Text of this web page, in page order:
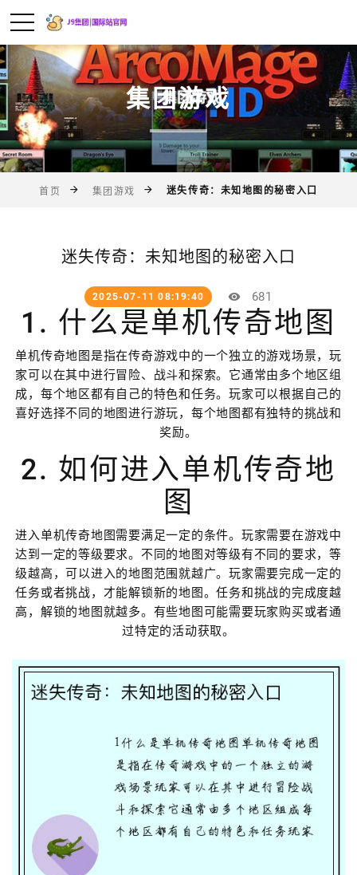
集团游戏
首页 集团游戏 迷失传奇：未知地图的秘密入口
迷失传奇：未知地图的秘密入口
2025-07-11 08:19:40 681
1. 什么是单机传奇地图
单机传奇地图是指在传奇游戏中的一个独立的游戏场景，玩
家可以在其中进行冒险、战斗和探索。它通常由多个地区组
成，每个地区都有自己的特色和任务。玩家可以根据自己的
喜好选择不同的地图进行游玩，每个地图都有独特的挑战和
奖励。
2. 如何进入单机传奇地
图
进入单机传奇地图需要满足一定的条件。玩家需要在游戏中
达到一定的等级要求。不同的地图对等级有不同的要求，等
级越高，可以进入的地图范围就越广。玩家需要完成一定的
任务或者挑战，才能解锁新的地图。任务和挑战的完成度越
高，解锁的地图就越多。有些地图可能需要玩家购买或者通
过特定的活动获取。